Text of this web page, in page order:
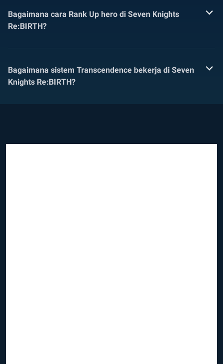
Bagaimana cara Rank Up hero di Seven Knights
Re:BIRTH?
Bagaimana sistem Transcendence bekerja di Seven
Knights Re:BIRTH?